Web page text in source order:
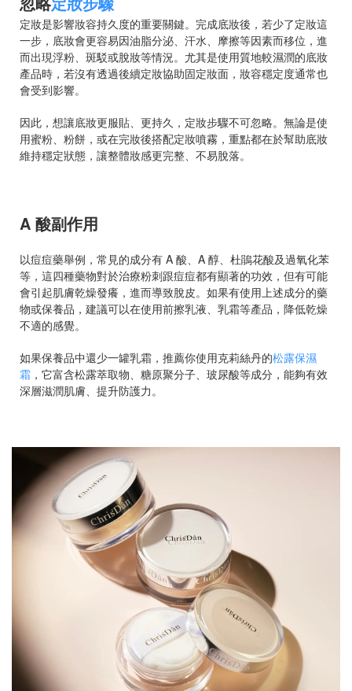
定妝是影響妝容持久度的重要關鍵。完成底妝後，若少了定妝這
一步，底妝會更容易因油脂分泌、汗水、摩擦等因素而移位，進
而出現浮粉、斑駁或脫妝等情況。尤其是使用質地較濕潤的底妝
產品時，若沒有透過後續定妝協助固定妝面，妝容穩定度通常也
會受到影響。
因此，想讓底妝更服貼、更持久，定妝步驟不可忽略。無論是使
用蜜粉、粉餅，或在完妝後搭配定妝噴霧，重點都在於幫助底妝
維持穩定狀態，讓整體妝感更完整、不易脫落。
A 酸副作用
以痘痘藥舉例，常見的成分有 A 酸、A 醇、杜鵑花酸及過氧化苯
等，這四種藥物對於治療粉刺跟痘痘都有顯著的功效，但有可能
會引起肌膚乾燥發癢，進而導致脫皮。如果有使用上述成分的藥
物或保養品，建議可以在使用前擦乳液、乳霜等產品，降低乾燥
不適的感覺。
如果保養品中還少一罐乳霜，推薦你使用克莉絲丹的松露保濕
霜 ，它富含松露萃取物、糖原聚分子、玻尿酸等成分，能夠有效
深層滋潤肌膚、提升防護力。